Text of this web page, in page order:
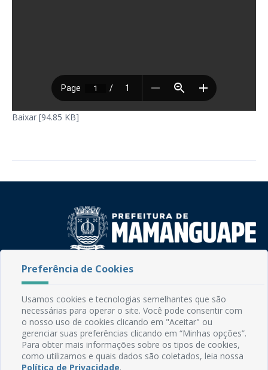
Baixar [94.85 KB]
Rua do Imperador, 78, Centro
CEP: 58.280-000 - Mamanguape/PB
Fone: (83) 3292-2246
Email: comunicacao@mamanguape.pb.gov.br
Expediente: Segunda à Sexta, das 08h às 13h
Mapa do Site
Perguntas frequentes
Preferência de Cookies
Usamos cookies e tecnologias semelhantes que são
necessárias para operar o site. Você pode consentir com
o nosso uso de cookies clicando em "Aceitar" ou
gerenciar suas preferências clicando em “Minhas opções”.
Para obter mais informações sobre os tipos de cookies,
como utilizamos e quais dados são coletados, leia nossa
Política de Privacidade.